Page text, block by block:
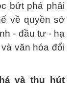
bứt phá phải
về quyền sở
- đầu tư - hạ
văn hóa đổi
và thu hút